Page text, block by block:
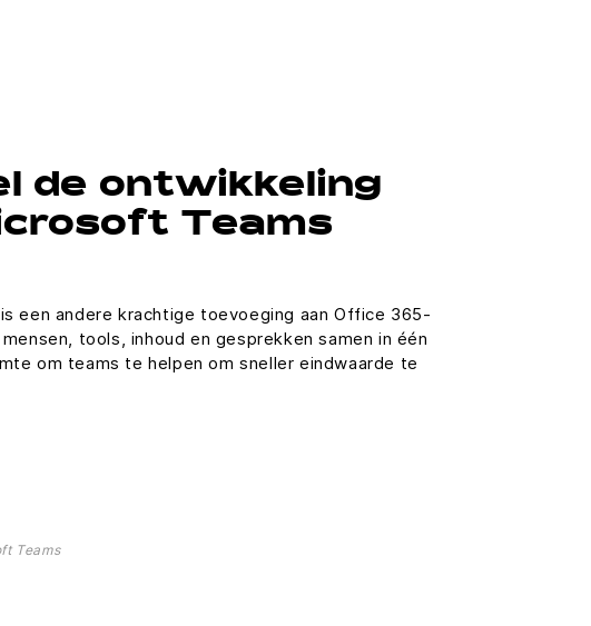
de ontwikkeling
Teams
een andere krachtige toevoeging aan Office 365-
tools, inhoud en gesprekken samen in één
om teams te helpen om sneller eindwaarde te
Teams